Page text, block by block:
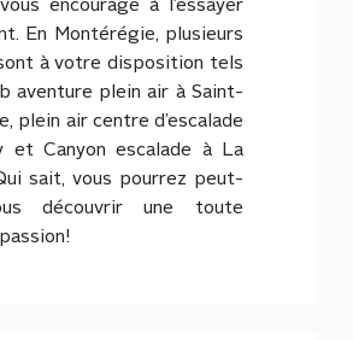
encourage à l’essayer
En Montérégie, plusieurs
à votre disposition tels
aventure plein air à Saint-
plein air centre d’escalade
et Canyon escalade à La
sait, vous pourrez peut-
découvrir une toute